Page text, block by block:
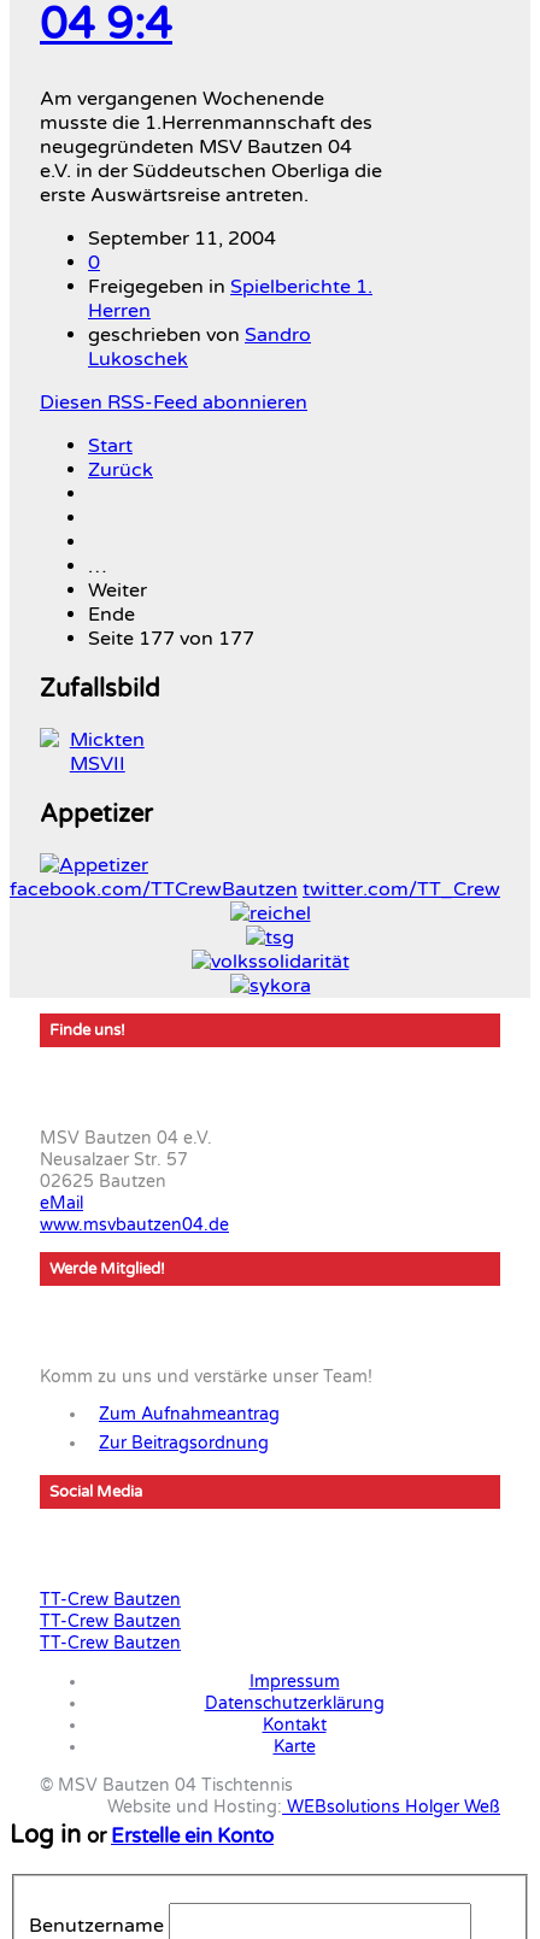
04 9:4
Am vergangenen Wochenende
musste die 1.Herrenmannschaft des
neugegründeten MSV Bautzen 04
e.V. in der Süddeutschen Oberliga die
erste Auswärtsreise antreten.
September 11, 2004
0
Freigegeben in Spielberichte 1.
Herren
geschrieben von Sandro
Lukoschek
Diesen RSS-Feed abonnieren
Start
Zurück
…
Weiter
Ende
Seite 177 von 177
Zufallsbild
Appetizer
facebook.com/TTCrewBautzen twitter.com/TT_Crew
Finde uns!
MSV Bautzen 04 e.V.
Neusalzaer Str. 57
02625 Bautzen
eMail
www.msvbautzen04.de
Werde Mitglied!
Komm zu uns und verstärke unser Team!
Zum Aufnahmeantrag
Zur Beitragsordnung
Social Media
TT-Crew Bautzen
TT-Crew Bautzen
TT-Crew Bautzen
Impressum
Datenschutzerklärung
Kontakt
Karte
© MSV Bautzen 04 Tischtennis
Website und Hosting: WEBsolutions Holger Weß
Log in or Erstelle ein Konto
Benutzername